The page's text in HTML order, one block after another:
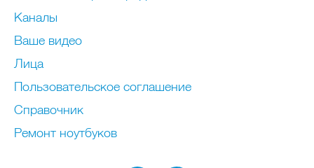
Каналы
Ваше видео
Лица
Пользовательское соглашение
Справочник
Ремонт нoутбуков